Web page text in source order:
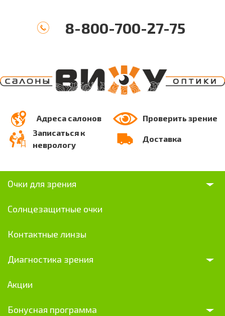
8-800-700-27-75
Адреса салонов
Проверить зрение
Записаться к
неврологу
Доставка
Очки для зрения
Солнцезащитные очки
Контактные линзы
Диагностика зрения
Акции
Бонусная программа